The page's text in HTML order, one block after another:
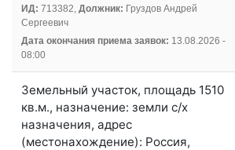
ИД: 713382, Должник: Груздов Андрей
Сергеевич
Дата окончания приема заявок: 13.08.2026 -
08:00
Земельный участок, площадь 1510
кв.м., назначение: земли с/х
назначения, адрес
(местонахождение): Россия,